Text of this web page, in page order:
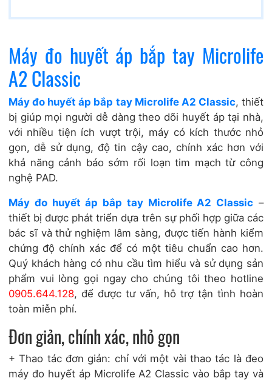
Máy đo huyết áp bắp tay Microlife
A2 Classic
Máy đo huyết áp bắp tay Microlife A2 Classic, thiết
bị giúp mọi người dễ dàng theo dõi huyết áp tại nhà,
với nhiều tiện ích vượt trội, máy có kích thước nhỏ
gọn, dễ sử dụng, độ tin cậy cao, chính xác hơn với
khả năng cảnh báo sớm rối loạn tim mạch từ công
nghệ PAD.
Máy đo huyết áp bắp tay Microlife A2 Classic –
thiết bị được phát triển dựa trên sự phối hợp giữa các
bác sĩ và thử nghiệm lâm sàng, được tiến hành kiểm
chứng độ chính xác để có một tiêu chuẩn cao hơn.
Quý khách hàng có nhu cầu tìm hiểu và sử dụng sản
phẩm vui lòng gọi ngay cho chúng tôi theo hotline
0905.644.128, để được tư vấn, hỗ trợ tận tình hoàn
toàn miễn phí.
Đơn giản, chính xác, nhỏ gọn
+ Thao tác đơn giản: chỉ với một vài thao tác là đeo
máy đo huyết áp Microlife A2 Classic vào bắp tay và